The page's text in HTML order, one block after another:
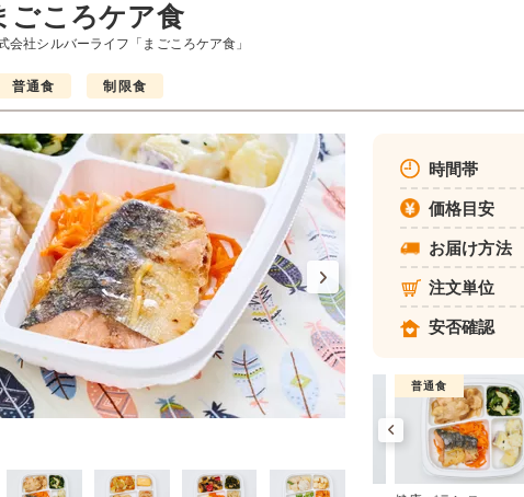
ごころケア食
会社シルバーライフ「まごころケア食」
普通食 制限食
時間帯
価格目安
お届け方法
注文単位
安否確認
制限食 制限食 普通食